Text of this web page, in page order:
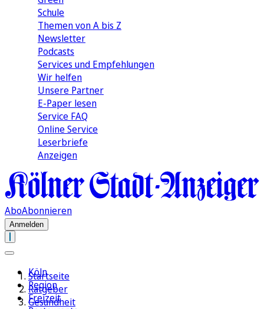
Schule
Themen von A bis Z
Newsletter
Podcasts
Services und Empfehlungen
Wir helfen
Unsere Partner
E-Paper lesen
Service FAQ
Online Service
Leserbriefe
Anzeigen
AboAbonnieren
Anmelden
Köln
Region
Freizeit
Startseite
Ratgeber
Gesundheit